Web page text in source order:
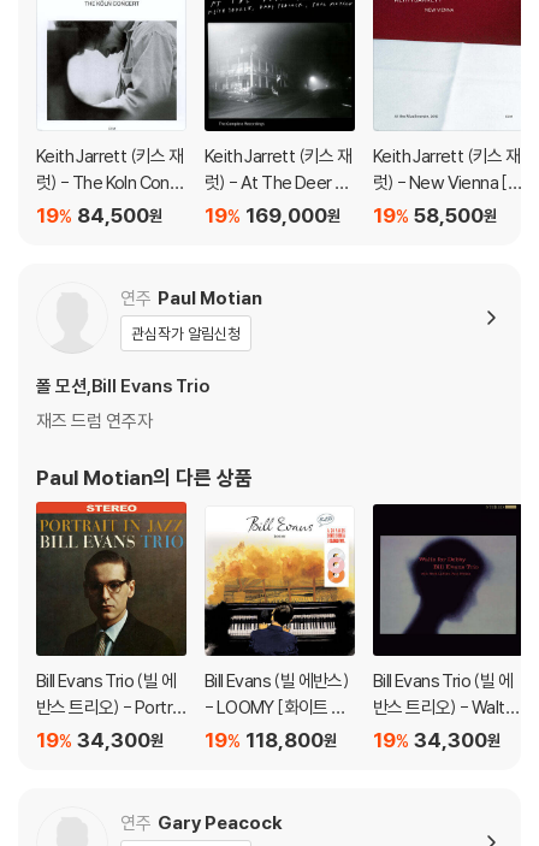
Keith Jarrett (키스 재
럿) - The Koln Conc
ert [2LP]84,500원
19%
Keith Jarrett (키스 재
럿) - At The Deer H
ead Inn (The Compl
169,000원
19%
Keith Jarrett (키스 재
럿) - New Vienna [2
LP]
58,500원
19%
연주 Paul Motian
관심작가 알림신청
폴 모션,Bill Evans Trio
재즈 드럼 연주자
Paul Motian의 다른 상품
Bill Evans Trio (빌 에
반스 트리오) - Portrai
t in Jazz [마블 컬러 L
34,300원
19%
Bill Evans (빌 에반스)
- LOOMY [화이트 &
핑크 & 오렌지 컬러 3L
118,800원
19%
Bill Evans Trio (빌 에
반스 트리오) - Waltz
For Debby [마블 컬러
34,300원
19%
연주 Gary Peacock